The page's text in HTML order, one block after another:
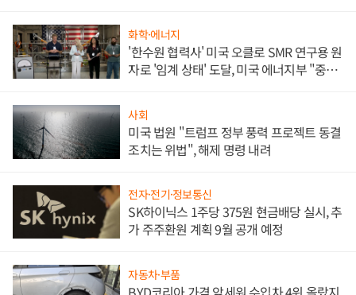
화학·에너지
'한수원 협력사' 미국 오클로 SMR 연구용 원
자로 '임계 상태' 도달, 미국 에너지부 "중요
사회
미국 법원 "트럼프 정부 풍력 프로젝트 동결
조치는 위법", 해제 명령 내려
전자·전기·정보통신
SK하이닉스 1주당 375원 현금배당 실시, 추
가 주주환원 계획 9월 공개 예정
자동차·부품